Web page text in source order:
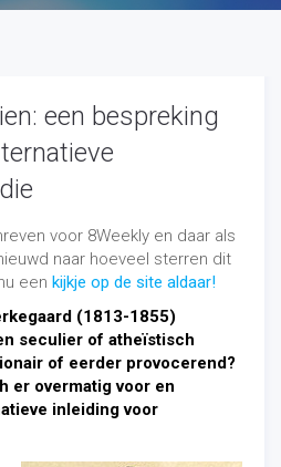
een bespreking
voor 8Weekly en daar als
naar hoeveel sterren dit
een kijkje op de site aldaar!
(1813-1855)
seculier of atheïstisch
of eerder provocerend?
er overmatig voor en
inleiding voor